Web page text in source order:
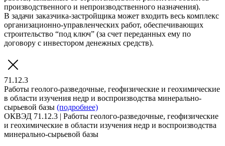
производственного и непроизводственного назначения).
В задачи заказчика-застройщика может входить весь комплекс
организационно-управленческих работ, обеспечивающих
строительство “под ключ” (за счет переданных ему по
договору с инвестором денежных средств).
71.12.3
Работы геолого-разведочные, геофизические и геохимические
в области изучения недр и воспроизводства минерально-
сырьевой базы (подробнее)
ОКВЭД 71.12.3 | Работы геолого-разведочные, геофизические
и геохимические в области изучения недр и воспроизводства
минерально-сырьевой базы